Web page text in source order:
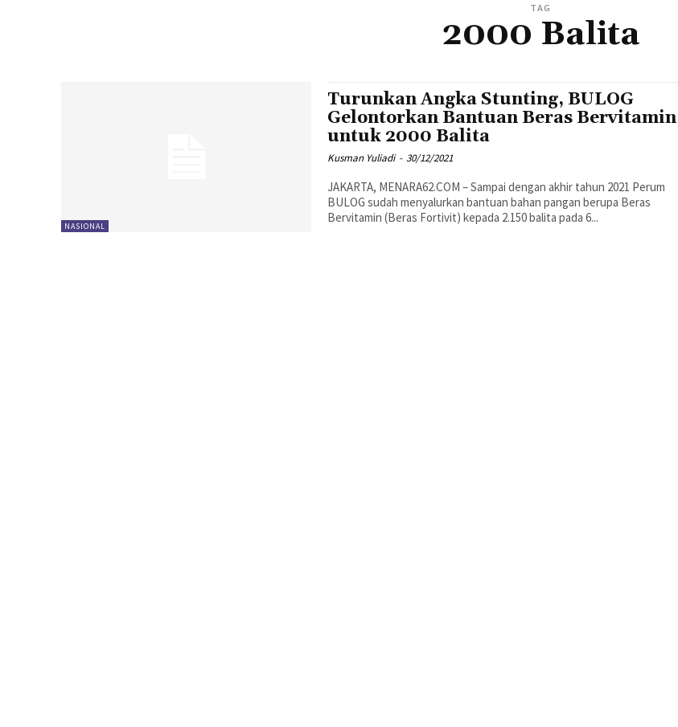
TAG
2000 Balita
NASIONAL
Turunkan Angka Stunting, BULOG
Gelontorkan Bantuan Beras Bervitamin
untuk 2000 Balita
Kusman Yuliadi - 30/12/2021
JAKARTA, MENARA62.COM – Sampai dengan akhir tahun 2021 Perum
BULOG sudah menyalurkan bantuan bahan pangan berupa Beras
Bervitamin (Beras Fortivit) kepada 2.150 balita pada 6...